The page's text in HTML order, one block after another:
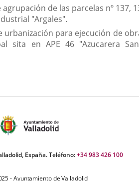
de las parcelas nº 137,
"Argales".
urbanización para ejecución de
sita en APE 46 "Azucarera
España. Teléfono:+34 983 426 100
- Ayuntamiento de Valladolid